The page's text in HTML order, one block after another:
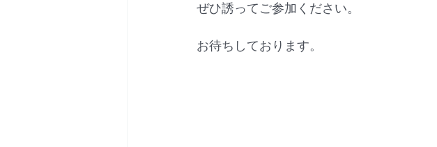
ぜひ誘ってご参加ください。
お待ちしております。